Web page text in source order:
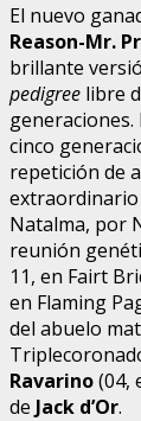
El nuevo
Reason-Mr.
brillante
pedigree libre
generaciones.
cinco
repetición de
extraordinario
Natalma, por
reunión
11, en Fairt
en Flaming
del abuelo
Ravarino(04,
de Jack d’Or.